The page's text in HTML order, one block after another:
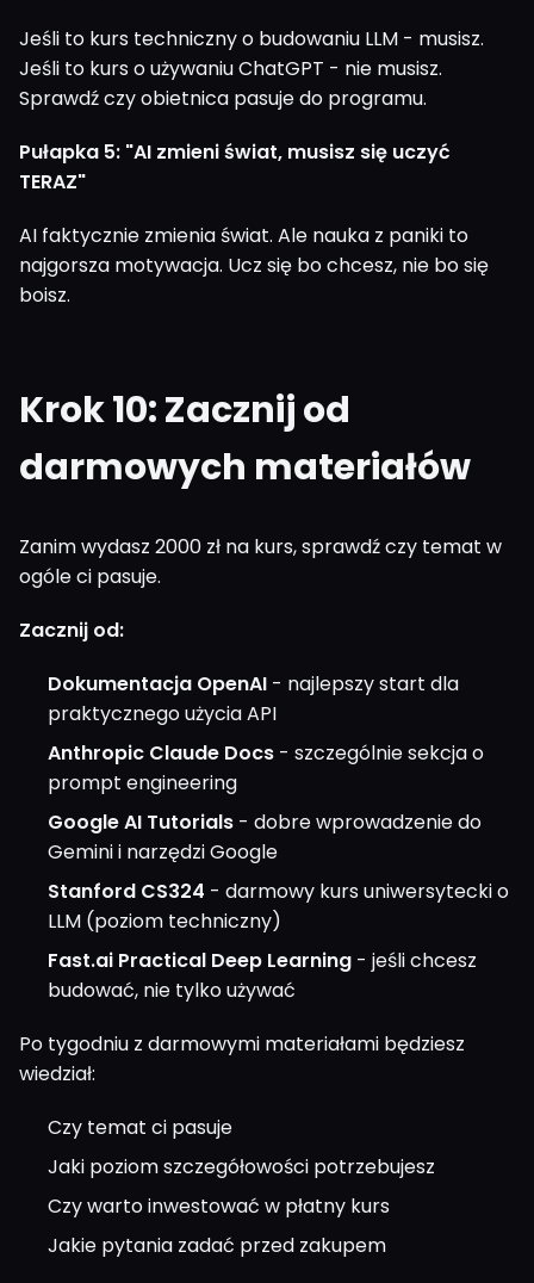
Jeśli to kurs techniczny o budowaniu LLM - musisz.
Jeśli to kurs o używaniu ChatGPT - nie musisz.
Sprawdź czy obietnica pasuje do programu.
Pułapka 5: "AI zmieni świat, musisz się uczyć
TERAZ"
AI faktycznie zmienia świat. Ale nauka z paniki to
najgorsza motywacja. Ucz się bo chcesz, nie bo się
boisz.
Krok 10: Zacznij od
darmowych materiałów
Zanim wydasz 2000 zł na kurs, sprawdź czy temat w
ogóle ci pasuje.
Zacznij od:
Dokumentacja OpenAI - najlepszy start dla
praktycznego użycia API
Anthropic Claude Docs - szczególnie sekcja o
prompt engineering
Google AI Tutorials - dobre wprowadzenie do
Gemini i narzędzi Google
Stanford CS324 - darmowy kurs uniwersytecki o
LLM (poziom techniczny)
Fast.ai Practical Deep Learning - jeśli chcesz
budować, nie tylko używać
Po tygodniu z darmowymi materiałami będziesz
wiedział:
Czy temat ci pasuje
Jaki poziom szczegółowości potrzebujesz
Czy warto inwestować w płatny kurs
Jakie pytania zadać przed zakupem